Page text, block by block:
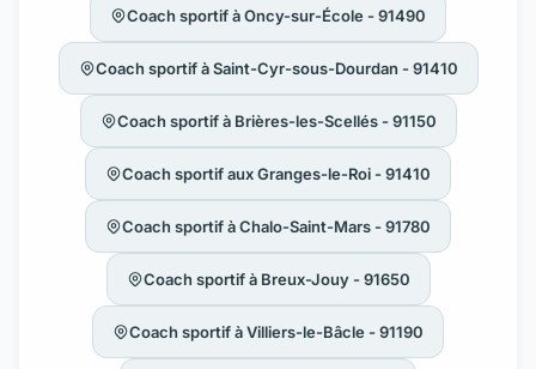
Coach sportif à Oncy-sur-École - 91490
Coach sportif à Saint-Cyr-sous-Dourdan - 91410
Coach sportif à Brières-les-Scellés - 91150
Coach sportif aux Granges-le-Roi - 91410
Coach sportif à Chalo-Saint-Mars - 91780
Coach sportif à Breux-Jouy - 91650
Coach sportif à Villiers-le-Bâcle - 91190